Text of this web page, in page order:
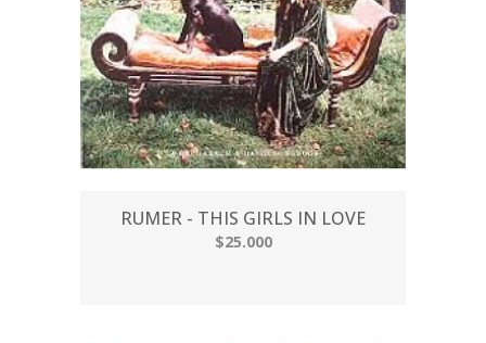
RUMER - THIS GIRLS IN LOVE
$25.000